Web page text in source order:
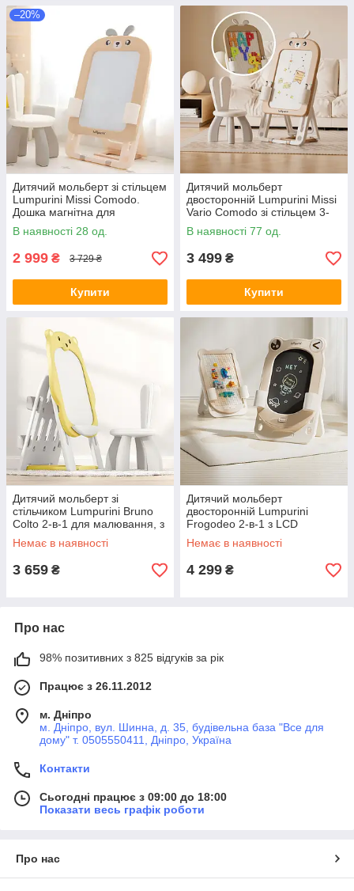
–20%
Дитячий мольберт зі стільцем
Lumpurini Missi Comodo.
Дошка магнітна для
малювання, маркерів,
магнітів (C-HB027kw)
В наявності 28 од.
2 999 ₴ 3 729 ₴
Купити
Дитячий мольберт
двосторонній Lumpurini Missi
Vario Comodo зі стільцем 3-
в-1 з конструктором,
магнітною дошкою для
В наявності 77 од.
3 499 ₴
Купити
Дитячий мольберт зі
стільчиком Lumpurini Bruno
Colto 2-в-1 для малювання, з
книжковими полицями
Монтессорі та регулюванням
Немає в наявності
3 659 ₴
Дитячий мольберт
двосторонній Lumpurini
Frogodeo 2-в-1 з LCD
екраном, магнітною дошкою
для малювання,
регулюванням
Немає в наявності
4 299 ₴
Про нас
98% позитивних з 825 відгуків за рік
Працює з 26.11.2012
м. Дніпро
м. Дніпро, вул. Шинна, д. 35, будівельна база "Все для
дому" т. 0505550411, Дніпро, Україна
Контакти
Сьогодні працює з 09:00 до 18:00
Показати весь графік роботи
Про нас